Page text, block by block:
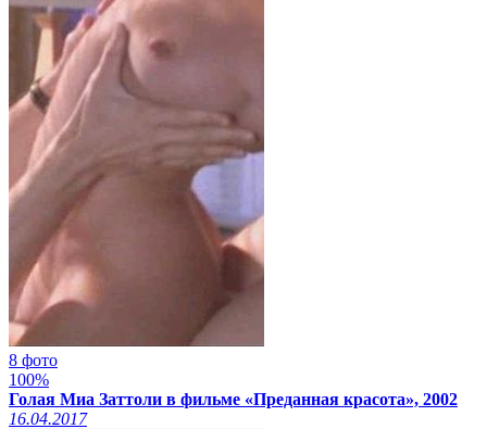
8 фото
100%
Голая Миа Заттоли в фильме «Преданная красота», 2002
16.04.2017